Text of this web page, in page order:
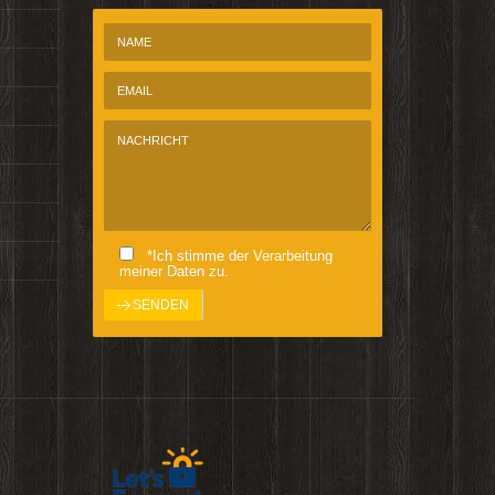
*Ich stimme der Verarbeitung
meiner Daten zu.